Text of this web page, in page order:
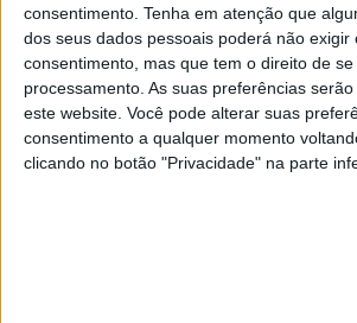
consentimento. Tenha em atenção que
dos seus dados pessoais poderá não exigir
consentimento, mas que tem o direito de
processamento. As suas preferências
este website. Você pode alterar suas
consentimento a qualquer momento
clicando no botão "Privacidade" na parte
A Vespa reforçou a sua posição nos
e registou um crescimento significativo
Unidos e na Ásia, especialmente na
Grupo Piaggio inaugurou uma nova